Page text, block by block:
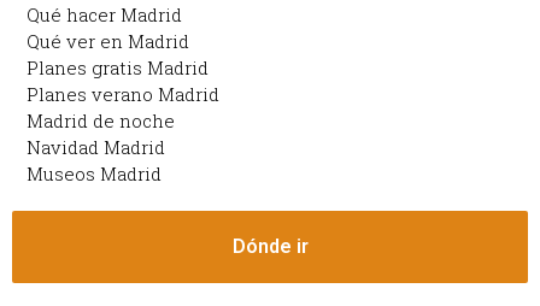
Qué hacer Madrid
Qué ver en Madrid
Planes gratis Madrid
Planes verano Madrid
Madrid de noche
Navidad Madrid
Museos Madrid
Dónde ir